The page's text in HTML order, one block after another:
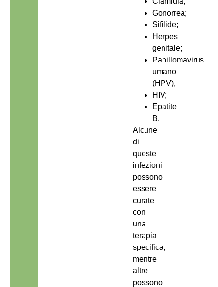
Gonorrea;
Sifilide;
Herpes
genitale;
Papillomavirus
umano
(HPV);
HIV;
Epatite
B.
Alcune
di
queste
infezioni
possono
essere
curate
con
una
terapia
specifica,
mentre
altre
possono